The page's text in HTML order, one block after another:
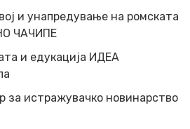
и унапредување на ромската
ЧАЧИПЕ
и едукација ИДЕА
за истражувачко новинарство